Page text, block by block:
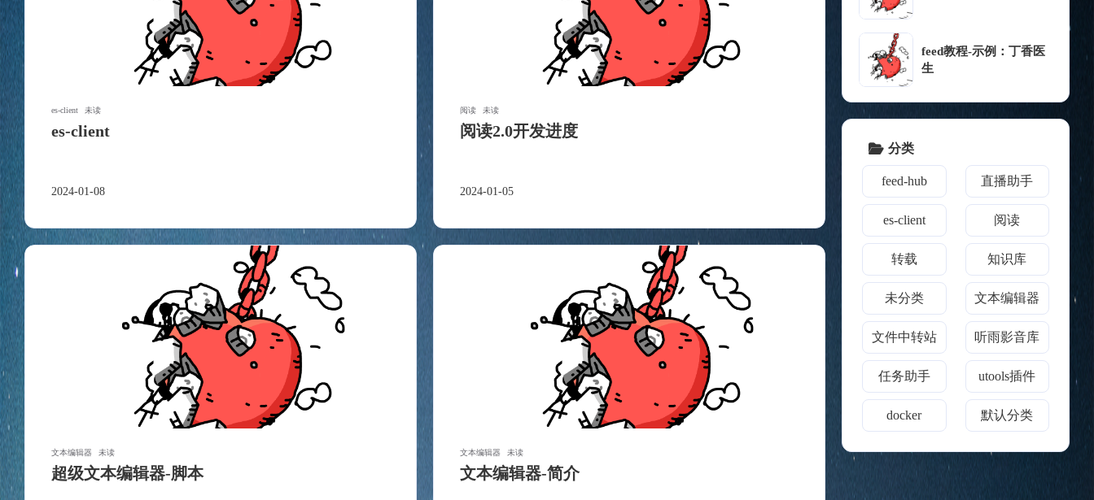
最近评论
能否增加其他主流AI?
寻找感兴趣的领域
版本更新2 美团技术博客 转载
教程3
1
九月 2024
1篇
3 篇 2 篇
es-client 未读
es-client
2024-01-08
阅读 未读
阅读2.0开发进度
2024-01-05
文本编辑器 未读
超级文本编辑器-脚本
文本编辑器 未读
文本编辑器-简介
feed教程-示例：丁香医
生
分类
feed-hub 直播助手
es-client 阅读
转载 知识库
未分类 文本编辑器
文件中转站 听雨影音库
任务助手 utools插件
docker 默认分类